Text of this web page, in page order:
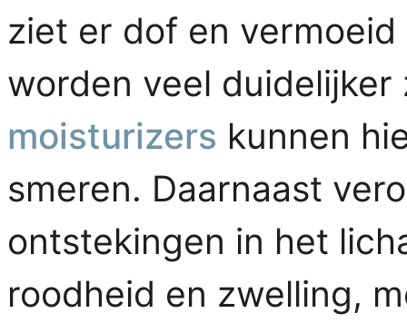
ziet er dof en
worden veel
moisturizers kunnen
smeren. Daarnaast
ontstekingen in het
roodheid en zwelling,